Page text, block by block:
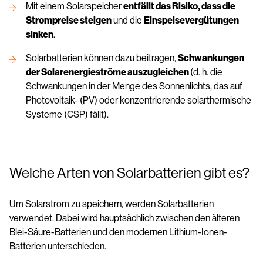
Mit einem Solarspeicherentfällt das Risiko, dass die
Strompreise steigenund die Einspeisevergütungen
sinken.
Solarbatterien können dazu beitragen,Schwankungen
der Solarenergieströme auszugleichen(d. h. die
Schwankungen in der Menge des Sonnenlichts, das auf
Photovoltaik- (PV) oder konzentrierende solarthermische
Systeme (CSP) fällt).
Welche Arten von Solarbatterien gibt es?
Um Solarstrom zu speichern, werden Solarbatterien
verwendet. Dabei wird hauptsächlich zwischen den älteren
Blei-Säure-Batterien und den modernen Lithium-Ionen-
Batterien unterschieden.